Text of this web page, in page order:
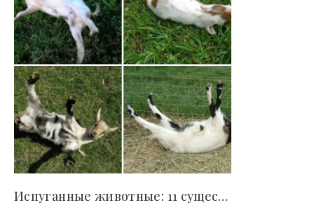
Испуганные животные: 11 существ с самыми..